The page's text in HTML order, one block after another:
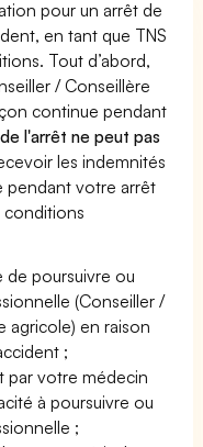
pour un arrêt de
en tant que TNS
Tout d’abord,
/ Conseillère
continue pendant
l'arrêt ne peut pas
les indemnités
pendant votre arrêt
conditions
de poursuivre ou
(Conseiller /
agricole) en raison
;
par votre médecin
à poursuivre ou
;